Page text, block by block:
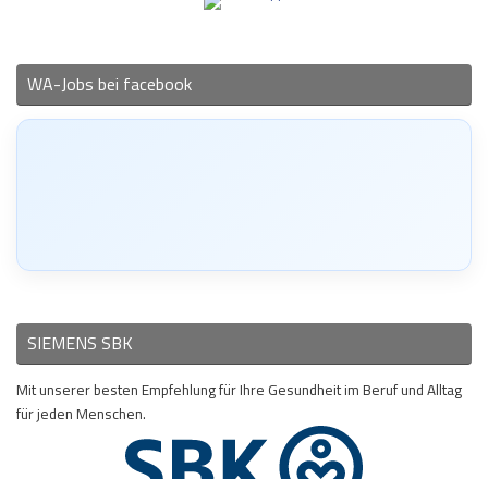
WA-Jobs bei facebook
SIEMENS SBK
Mit unserer besten Empfehlung für Ihre Gesundheit im Beruf und Alltag
für jeden Menschen.